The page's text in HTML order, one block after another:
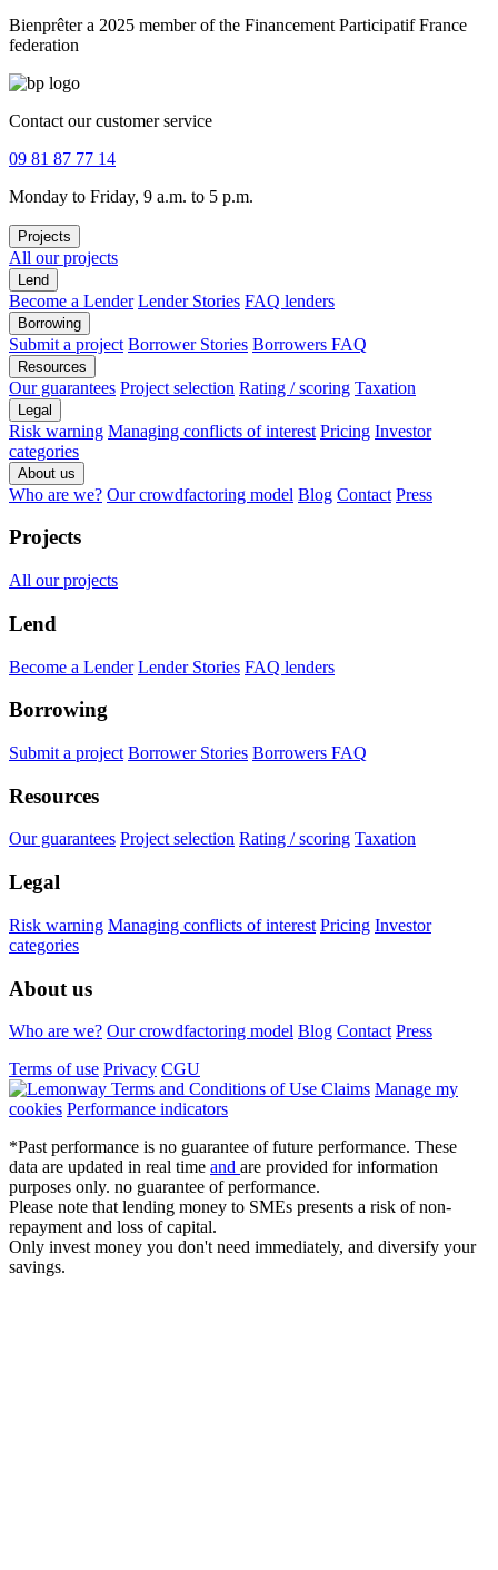
Bienprêter a 2025 member of the Financement Participatif France
federation
Contact our customer service
09 81 87 77 14
Monday to Friday, 9 a.m. to 5 p.m.
Projects
All our projects
Lend
Become a Lender Lender Stories FAQ lenders
Borrowing
Submit a project Borrower Stories Borrowers FAQ
Resources
Our guarantees Project selection Rating / scoring Taxation
Legal
Risk warning Managing conflicts of interest Pricing Investor
categories
About us
Who are we? Our crowdfactoring model Blog Contact Press
Projects
All our projects
Lend
Become a Lender Lender Stories FAQ lenders
Borrowing
Submit a project Borrower Stories Borrowers FAQ
Resources
Our guarantees Project selection Rating / scoring Taxation
Legal
Risk warning Managing conflicts of interest Pricing Investor
categories
About us
Who are we? Our crowdfactoring model Blog Contact Press
Terms of use Privacy CGU
Claims Manage my
cookies Performance indicators
*Past performance is no guarantee of future performance. These
data are updated in real time and are provided for information
purposes only. no guarantee of performance.
Please note that lending money to SMEs presents a risk of non-
repayment and loss of capital.
Only invest money you don't need immediately, and diversify your
savings.